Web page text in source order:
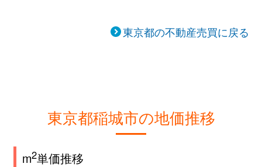
東京都の不動産売買に戻る
東京都稲城市の地価推移
m2単価推移